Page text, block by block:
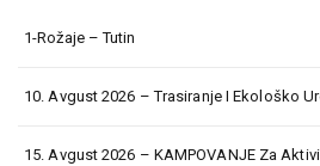
1-Rožaje – Tutin
10. Avgust 2026 – Trasiranje I Ekološko
15. Avgust 2026 – KAMPOVANJE Za